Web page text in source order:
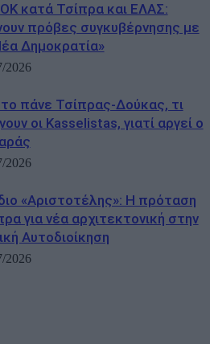
κατά Τσίπρα και ΕΛΑΣ:
πρόβες συγκυβέρνησης με
Δημοκρατία»
2026
πάνε Τσίπρας-Δούκας, τι
οι Kasselistas, γιατί αργεί ο
2026
«Αριστοτέλης»: Η πρόταση
για νέα αρχιτεκτονική στην
Αυτοδιοίκηση
2026